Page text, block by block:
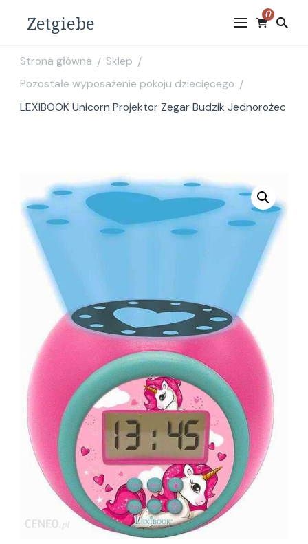
Zetgiebe 0
Strona główna / Sklep /
Pozostałe wyposażenie pokoju dziecięcego /
LEXIBOOK Unicorn Projektor Zegar Budzik Jednorożec